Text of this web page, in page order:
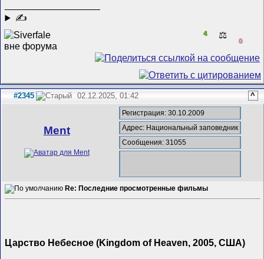
✍
4 ⚖️
0
#2345 02.12.2025, 01:42 ^
Ment
Регистрация: 30.10.2009
Адрес: Национальный заповедник
Сообщения: 31055
Re: Последние просмотренные фильмы
Царство Небесное (Kingdom of Heaven, 2005, США)